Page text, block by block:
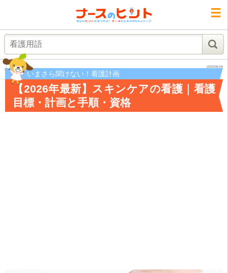
(2023/06/19)
いまさら聞けない！看護計画
【2026年最新】スキンケアの看護｜看護
目標・計画と手順・資格